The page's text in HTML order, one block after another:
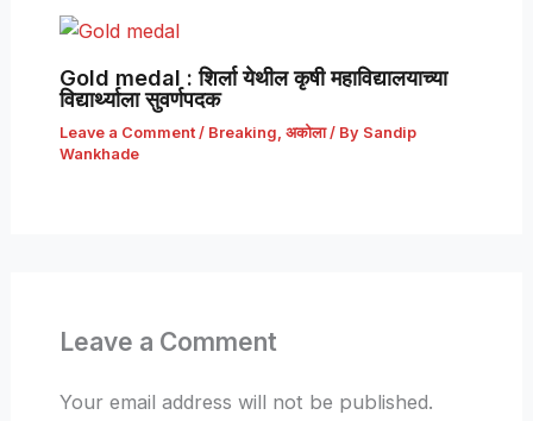
Gold medal : शिर्ला येथील कृषी महाविद्यालयाच्या
विद्यार्थ्याला सुवर्णपदक
Leave a Comment / Breaking, अकोला/ By Sandip
Wankhade
Leave a Comment
Your email address will not be published.